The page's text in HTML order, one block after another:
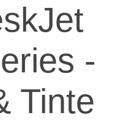
-
Tinte